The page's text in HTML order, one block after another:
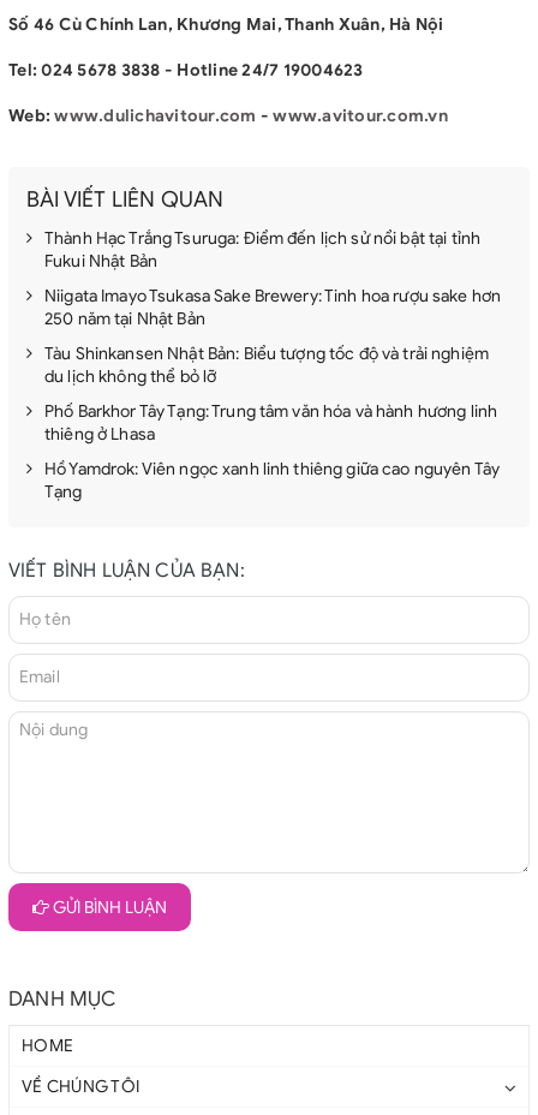
Số 46 Cù Chính Lan, Khương Mai, Thanh Xuân, Hà Nội
Tel: 024 5678 3838 - Hotline 24/7 19004623
Web:www.dulichavitour.com -www.avitour.com.vn
BÀI VIẾT LIÊN QUAN
Thành Hạc Trắng Tsuruga: Điểm đến lịch sử nổi bật tại tỉnh
Fukui Nhật Bản
Niigata Imayo Tsukasa Sake Brewery: Tinh hoa rượu sake hơn
250 năm tại Nhật Bản
Tàu Shinkansen Nhật Bản: Biểu tượng tốc độ và trải nghiệm
du lịch không thể bỏ lỡ
Phố Barkhor Tây Tạng: Trung tâm văn hóa và hành hương linh
thiêng ở Lhasa
Hồ Yamdrok: Viên ngọc xanh linh thiêng giữa cao nguyên Tây
Tạng
VIẾT BÌNH LUẬN CỦA BẠN:
GỬI BÌNH LUẬN
DANH MỤC
HOME
VỀ CHÚNG TÔI